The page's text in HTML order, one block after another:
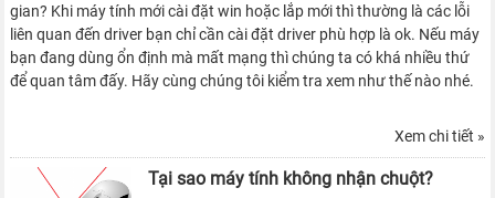
gian? Khi máy tính mới cài đặt win hoặc lắp mới thì thường là các lỗi
liên quan đến driver bạn chỉ cần cài đặt driver phù hợp là ok. Nếu máy
bạn đang dùng ổn định mà mất mạng thì chúng ta có khá nhiều thứ
để quan tâm đấy. Hãy cùng chúng tôi kiểm tra xem như thế nào nhé.
Xem chi tiết »
Tại sao máy tính không nhận chuột?